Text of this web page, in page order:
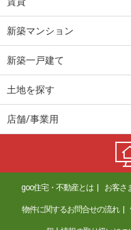
新築マンション
新築一戸建て
土地を探す
店舗/事業用
goo住宅・不動産とは お客さ
物件に関するお問合せの流れ